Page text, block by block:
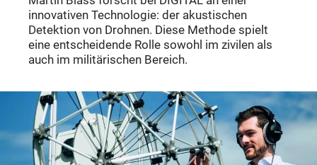
innovativen Technologie: der akustischen
Detektion von Drohnen. Diese Methode spielt
eine entscheidende Rolle sowohl im zivilen als
auch im militärischen Bereich.